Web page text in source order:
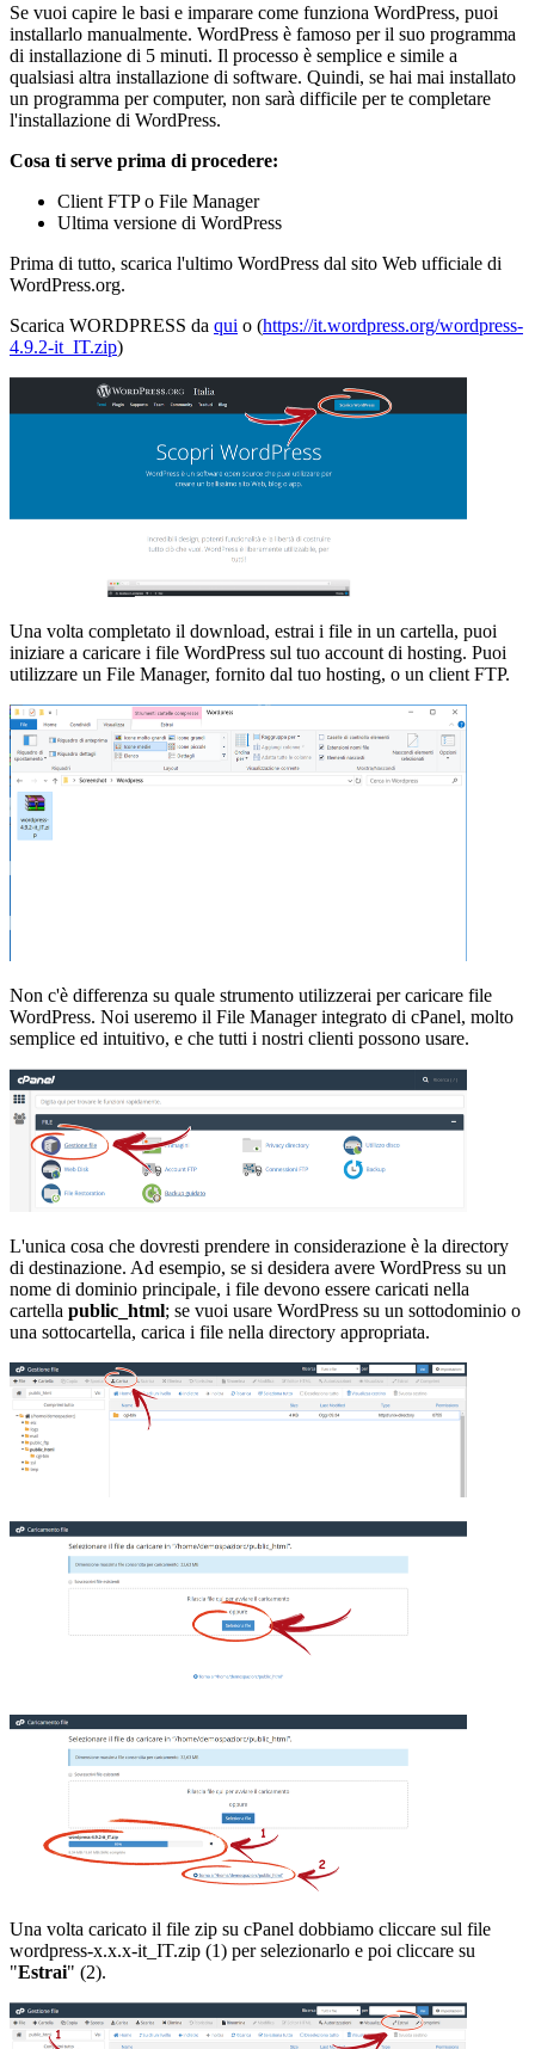
Se vuoi capire le basi e imparare come funziona WordPress, puoi
installarlo manualmente. WordPress è famoso per il suo programma
di installazione di 5 minuti. Il processo è semplice e simile a
qualsiasi altra installazione di software. Quindi, se hai mai installato
un programma per computer, non sarà difficile per te completare
l'installazione di WordPress.
Cosa ti serve prima di procedere:
Client FTP o File Manager
Ultima versione di WordPress
Prima di tutto, scarica l'ultimo WordPress dal sito Web ufficiale di
WordPress.org.
Scarica WORDPRESS da qui o (https://it.wordpress.org/wordpress-
4.9.2-it_IT.zip)
Una volta completato il download, estrai i file in un cartella, puoi
iniziare a caricare i file WordPress sul tuo account di hosting. Puoi
utilizzare un File Manager, fornito dal tuo hosting, o un client FTP.
Non c'è differenza su quale strumento utilizzerai per caricare file
WordPress. Noi useremo il File Manager integrato di cPanel, molto
semplice ed intuitivo, e che tutti i nostri clienti possono usare.
L'unica cosa che dovresti prendere in considerazione è la directory
di destinazione. Ad esempio, se si desidera avere WordPress su un
nome di dominio principale, i file devono essere caricati nella
cartella public_html; se vuoi usare WordPress su un sottodominio o
una sottocartella, carica i file nella directory appropriata.
Una volta caricato il file zip su cPanel dobbiamo cliccare sul file
wordpress-x.x.x-it_IT.zip (1) per selezionarlo e poi cliccare su
"Estrai" (2).